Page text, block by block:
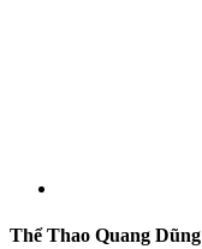
Thể Thao Quang Dũng